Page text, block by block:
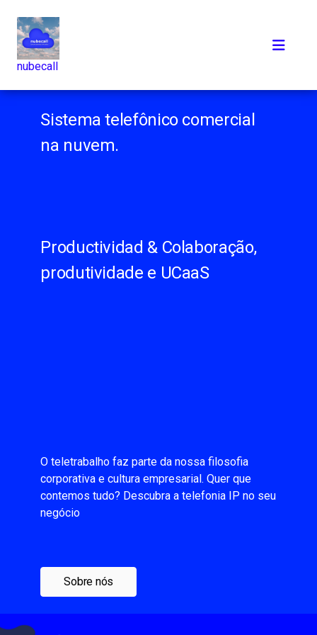
nubecall
Sistema telefônico comercial
na nuvem.
Productividad & Colaboração,
produtividade e UCaaS
O teletrabalho faz parte da nossa filosofia
corporativa e cultura empresarial. Quer que
contemos tudo? Descubra a telefonia IP no seu
negócio
Sobre nós